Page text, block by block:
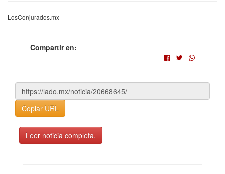
LosConjurados.mx
Compartir en:
Copiar URL
Leer noticia completa.